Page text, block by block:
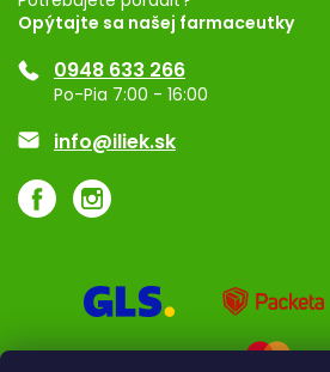
Ponuka pre firmy
Značky
Opýtajte sa našej farmaceutky
0948 633 266
Po-Pia 7:00 - 16:00
info@iliek.sk